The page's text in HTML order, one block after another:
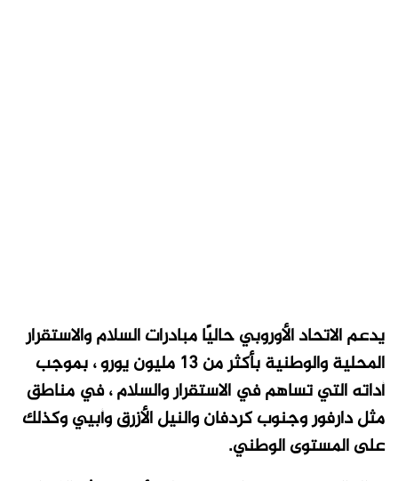
يدعم الاتحاد الأوروبي حاليًا مبادرات السلام والاستقرار
المحلية والوطنية بأكثر من 13 مليون يورو ، بموجب
أداته التي تساهم في الاستقرار والسلام ، في مناطق
مثل دارفور وجنوب كردفان والنيل الأزرق وأبيي وكذلك
على المستوى الوطني.